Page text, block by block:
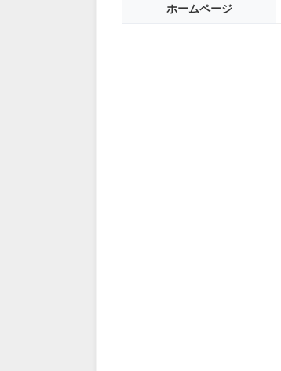
ホームページ